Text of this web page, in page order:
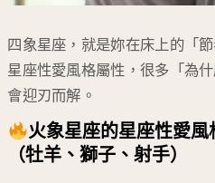
四象星座，就是妳在床上的「
星座性愛風格屬性，很多「為
會迎刃而解。
火象星座的星座性愛
（牡羊、獅子、射手）